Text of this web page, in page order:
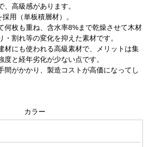
、高級感があります。
用（単板積層材）。
何枚も重ね、含水率8%まで乾燥させて木材
割れ等の変化を抑えた素材です。
材にも使われる高級素材で、メリットは集
度と経年劣化が少ない点です。
間がかかり、製造コストが高価になってし
カラー